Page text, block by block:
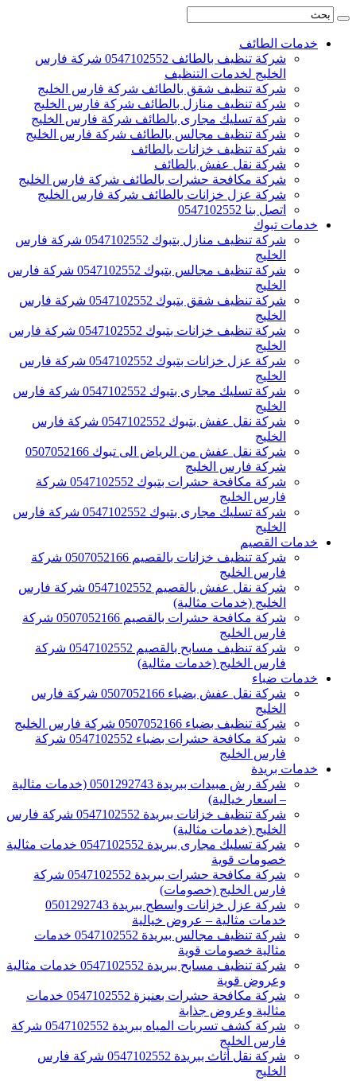
خدمات الطائف
شركة تنظيف بالطائف 0547102552 شركة فارس
الخليج لخدمات التنظيف
شركة تنظيف شقق بالطائف شركة فارس الخليج
شركة تنظيف منازل بالطائف شركة فارس الخليج
شركة تسليك مجارى بالطائف شركة فارس الخليج
شركة تنظيف مجالس بالطائف شركة فارس الخليج
شركة تنظيف خزانات بالطائف
شركة نقل عفش بالطائف
شركة مكافحة حشرات بالطائف شركة فارس الخليج
شركة عزل خزانات بالطائف شركة فارس الخليج
اتصل بنا 0547102552
خدمات تبوك
شركة تنظيف منازل بتبوك 0547102552 شركة فارس
الخليج
شركة تنظيف مجالس بتبوك 0547102552 شركة فارس
الخليج
شركة تنظيف شقق بتبوك 0547102552 شركة فارس
الخليج
شركة تنظيف خزانات بتبوك 0547102552 شركة فارس
الخليج
شركة عزل خزانات بتبوك 0547102552 شركة فارس
الخليج
شركة تسليك مجارى بتبوك 0547102552 شركة فارس
الخليج
شركة نقل عفش بتبوك 0547102552 شركة فارس
الخليج
شركة نقل عفش من الرياض الى تبوك 0507052166
شركة فارس الخليج
شركة مكافحة حشرات بتبوك 0547102552 شركة
فارس الخليج
شركة تسليك مجارى بتبوك 0547102552 شركة فارس
الخليج
خدمات القصيم
شركة تنظيف خزانات بالقصيم 0507052166 شركة
فارس الخليج
شركة نقل عفش بالقصيم 0547102552 شركة فارس
الخليج (خدمات مثالية)
شركة مكافحة حشرات بالقصيم 0507052166 شركة
فارس الخليج
شركة تنظيف مسابح بالقصيم 0547102552 شركة
فارس الخليج (خدمات مثالية)
خدمات ضباء
شركة نقل عفش بضباء 0507052166 شركة فارس
الخليج
شركة تنظيف بضباء 0507052166 شركة فارس الخليج
شركة مكافحة حشرات بضباء 0547102552 شركة
فارس الخليج
خدمات بريدة
شركة رش مبيدات ببريدة 0501292743 (خدمات مثالية
– اسعار خيالية)
شركة تنظيف خزانات ببريدة 0547102552 شركة فارس
الخليج (خدمات مثالية)
شركة تسليك مجارى ببريدة 0547102552 خدمات مثالية
خصومات قوية
شركة مكافحة حشرات ببريدة 0547102552 شركة
فارس الخليج (خصومات)
شركة عزل خزانات واسطح ببريدة 0501292743
خدمات مثالية – عروض خيالية
شركة تنظيف مجالس ببريدة 0547102552 خدمات
مثالية خصومات قوية
شركة تنظيف مسابح ببريدة 0547102552 خدمات مثالية
وعروض قوية
شركة مكافحة حشرات بعنيزة 0547102552 خدمات
مثالية وعروض جذابة
شركة كشف تسربات المياه ببريدة 0547102552 شركة
فارس الخليج
شركة نقل أثاث ببريدة 0547102552 شركة فارس
الخليج